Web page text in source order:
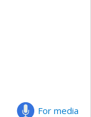
For media